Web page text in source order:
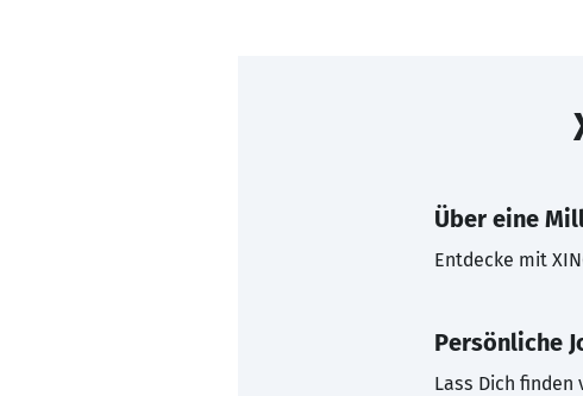
Über eine
Entdecke mit
Persönliche
Lass Dich finden